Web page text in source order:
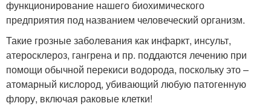
функционирование нашего биохимического
предприятия под названием человеческий организм.
Такие грозные заболевания как инфаркт, инсульт,
атеросклероз, гангрена и пр. поддаются лечению при
помощи обычной перекиси водорода, поскольку это –
атомарный кислород, убивающий любую патогенную
флору, включая раковые клетки!